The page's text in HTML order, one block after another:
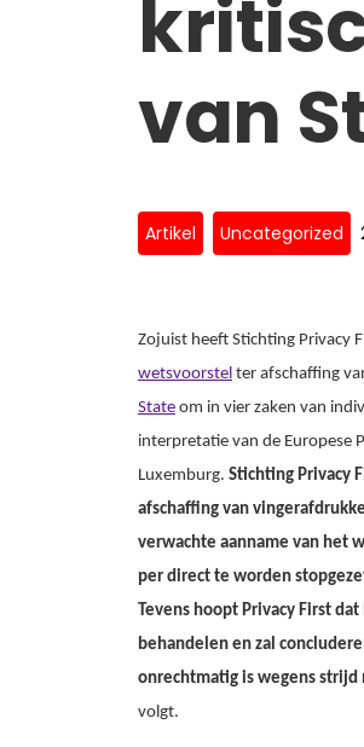
van
Artikel Uncategorized
Zojuist heeft Stichting Privacy
wetsvoorstel ter afschaffing
State om in vier zaken van
interpretatie van de Europese
Luxemburg. Stichting Privacy
afschaffing van
verwachte aanname van het
per direct te worden
Tevens hoopt Privacy First
behandelen en zal
onrechtmatig is wegens strijd
volgt.